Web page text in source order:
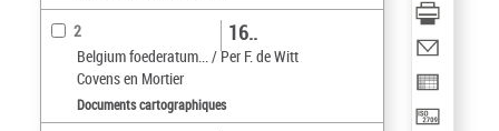
2
Belgium foederatum... / Per F. de Witt
Covens en Mortier
16..
Documents cartographiques